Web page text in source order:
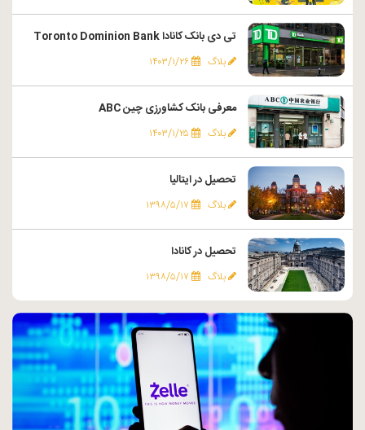
تی دی بانک کانادا Toronto Dominion Bank
بلاگ ۱۴۰۳/۱/۲۶
معرفی بانک کشاورزی چین ABC
بلاگ ۱۴۰۳/۱/۲۵
تحصیل در ایتالیا
بلاگ ۱۳۹۸/۵/۱۷
تحصیل در کانادا
بلاگ ۱۳۹۸/۵/۱۷